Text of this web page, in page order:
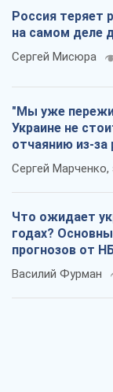
Россия теряет
на самом деле
Сергей Мисюра
"Мы уже
Украине не
отчаянию из-за
Сергей Марченко,
Что ожидает
годах?
прогнозов от
Василий Фурман